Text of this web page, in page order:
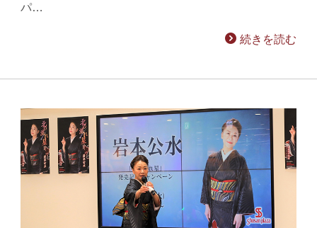
パ…
続きを読む